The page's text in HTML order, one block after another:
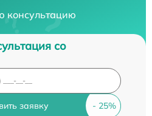
консультацию
со
заявку